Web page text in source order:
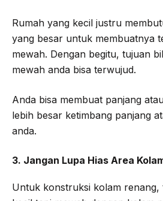
Rumah yang kecil justru
yang besar untuk membuatnya
mewah. Dengan begitu, tujuan
mewah anda bisa terwujud.
Anda bisa membuat panjang
lebih besar ketimbang panjang
anda.
3. Jangan Lupa Hias Area
Untuk konstruksi kolam renang,